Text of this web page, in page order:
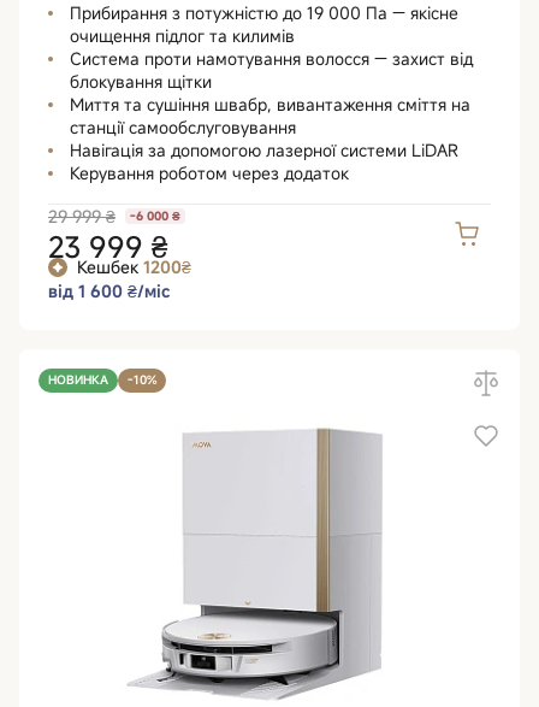
Прибирання з потужністю до 19 000 Па — якісне
очищення підлог та килимів
Система проти намотування волосся — захист від
блокування щітки
Миття та сушіння швабр, вивантаження сміття на
станції самообслуговування
Навігація за допомогою лазерної системи LiDAR
Керування роботом через додаток
29 999 ₴
-6 000 ₴
23 999 ₴
Кешбек 1200₴
від 1 600 ₴/міс
НОВИНКА -10%